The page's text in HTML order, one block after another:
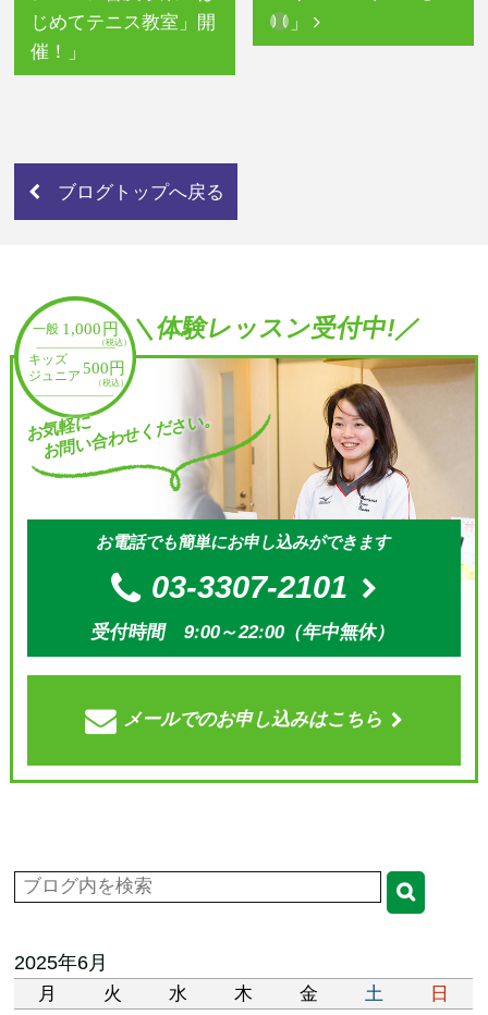
」
じめてテニス教室」開
催！」
ブログトップへ戻る
＼体験レッスン受付中!／
お気軽に
お問い合わせください。
お電話でも簡単にお申し込みができます
03-3307-2101
受付時間 9:00～22:00（年中無休）
メールでのお申し込みはこちら
2025年6月
月 火 水 木 金 土
日